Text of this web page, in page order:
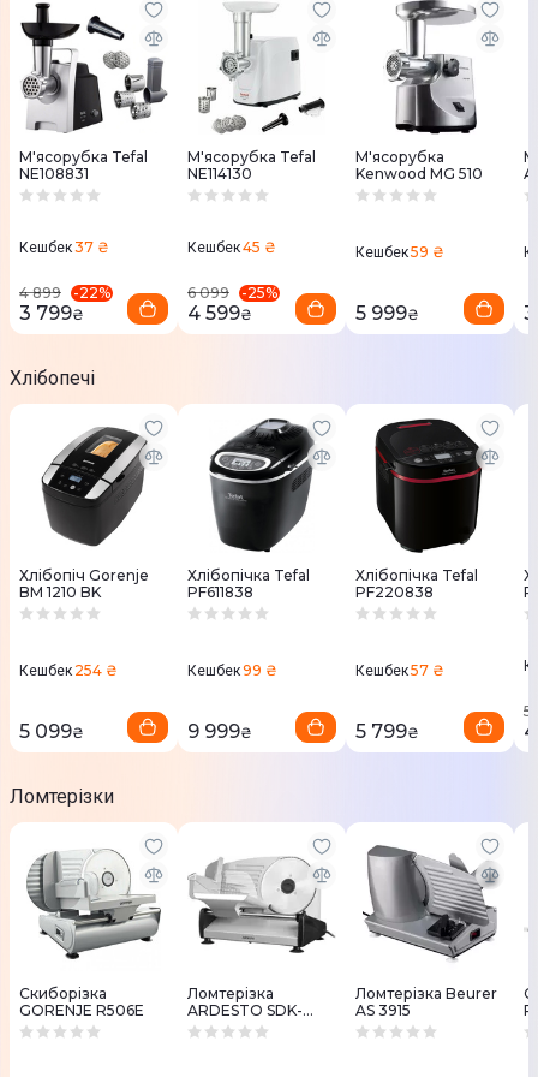
М'ясорубка Tefal
NE108831
Кешбек37 ₴
4 899 -22%
3 799₴
М'ясорубка Tefal
NE114130
Кешбек45 ₴
6 099 -25%
4 599₴
М'ясорубка
Kenwood MG 510
Кешбек59 ₴
5 999₴
Хлібопечі
Хлібопіч Gorenje
BM 1210 BK
Кешбек 254 ₴
5 099₴
Хлібопічка Tefal
PF611838
Кешбек99 ₴
9 999₴
Хлібопічка Tefal
PF220838
Кешбек57 ₴
5 799₴
5
Ломтерізки
Скиборізка
GORENJE R506E
Ломтерізка
ARDESTO SDK-
200S
Ломтерізка Beurer
AS 3915